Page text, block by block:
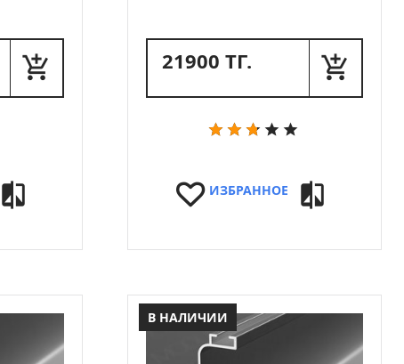
21900 ТГ.
ИЗБРАННОЕ
В НАЛИЧИИ